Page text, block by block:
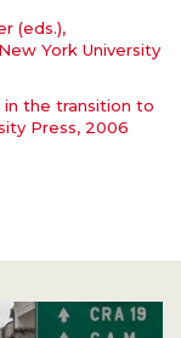
(eds.),
York University
in the transition to
Press, 2006